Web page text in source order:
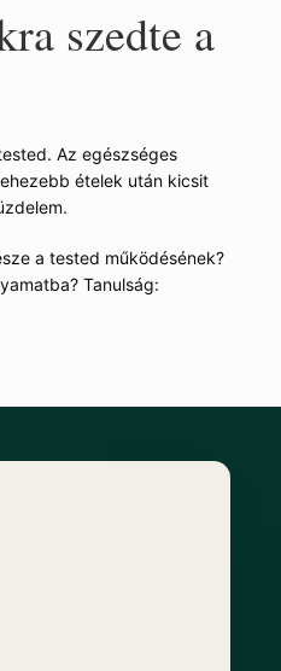
szedte a
Az egészséges
ételek után kicsit
a tested működésének?
Tanulság: